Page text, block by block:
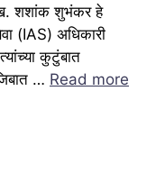
शशांक शुभंकर हे
(IAS) अधिकारी
कुटुंबात
… Read more